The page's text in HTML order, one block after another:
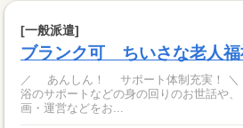
[一般派遣]
ブランク可 ちいさな老人福
／ あんしん！ サポート体制充実！ ＼ 介護施設にて、 食事や入
浴のサポートなどの身の回りのお世話や
画・運営などをお...